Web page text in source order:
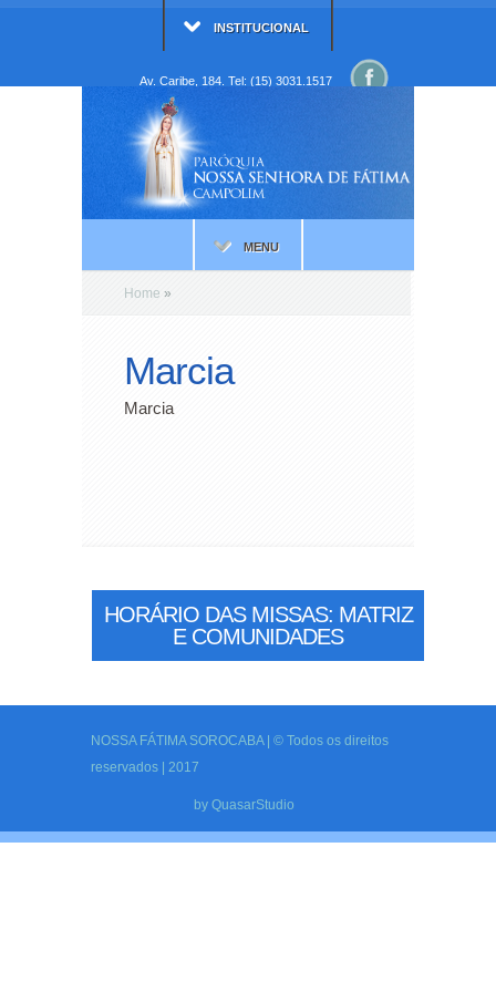
INSTITUCIONAL
Av. Caribe, 184. Tel: (15) 3031.1517
MENU
Home »
Marcia
Marcia
HORÁRIO DAS MISSAS: MATRIZ
E COMUNIDADES
NOSSA FÁTIMA SOROCABA | © Todos os direitos
reservados | 2017
by QuasarStudio